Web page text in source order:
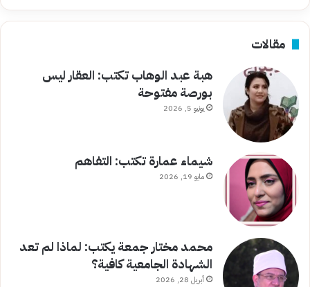
مقالات
هبة عبد الوهاب تكتب: العقار ليس
بورصة مفتوحة
يونيو 5, 2026
شيماء عمارة تكتب: التفاهم
مايو 19, 2026
محمد مختار جمعة يكتب: لماذا لم تعد
الشهادة الجامعية كافية؟
أبريل 28, 2026